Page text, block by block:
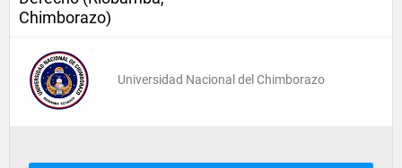
Chimborazo)
Universidad Nacional del Chimborazo